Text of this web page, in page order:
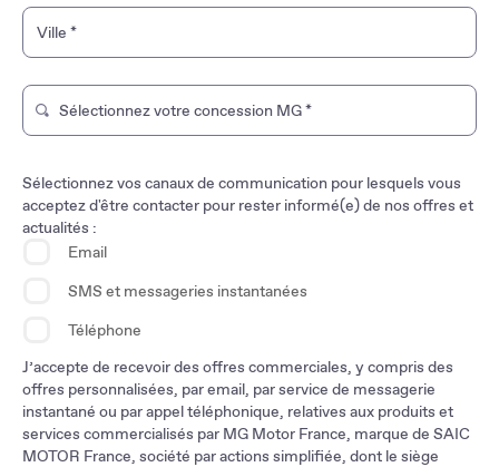
Guadeloupe
La Réunion
Ville *
Tapez pour rechercher un magasin de marque. Utilisez
Sélectionnez votre concession MG*
Sélectionnez vos canaux de communication pour lesquels vous
acceptez d'être contacter pour rester informé(e) de nos offres et
actualités :
Email
SMS et messageries instantanées
Téléphone
J’accepte de recevoir des offres commerciales, y compris des
offres personnalisées, par email, par service de messagerie
instantané ou par appel téléphonique, relatives aux produits et
services commercialisés par MG Motor France, marque de SAIC
MOTOR France, société par actions simplifiée, dont le siège